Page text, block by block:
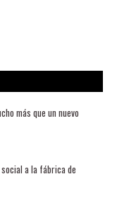
más que un nuevo
social a la fábrica de